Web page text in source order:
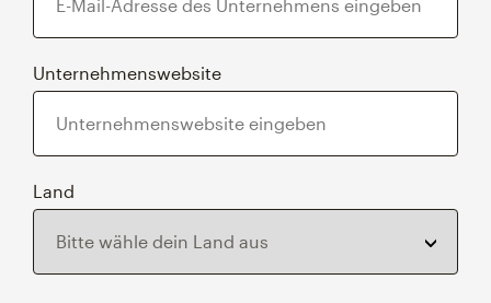
Unternehmenswebsite
Land